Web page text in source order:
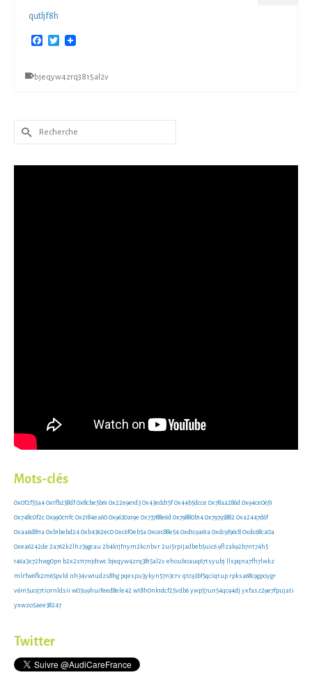
qutljf8h
Facebook
Twitter
bjeqyw4zrq3815al2v
Rechercher :
Mots-clés
0x0f2f55a40x1fb258df0x8cbe5b61 0x22e9e1d30x43edd15f0x44b5dcce 0x78aa286d0x94ce0651
0x748c0f2c0x990c11fc0x2184ea600x9630a19e 0x73788e6d0x79880b140x797958820xa2447d6f
0xaa6d811a0xb1bebd240xb4362ec00xc6f0eb5a0xcec88e540xd1c9a61a0xdc9f96c80xdc68ca0a
0xea6242de 2a762k2lhz39gcau2b4k1jfnym2kcnbvr2ui5rpijadbeb5uic69flzak92b7nt74h5
146a3x72hwg0pn b2x2s117njd1wc bjeqyw4zrq3815al2vehouboauq67tsyubj llspqna7fh7lwkz
mlrfw6fk2m65pvld nh34vw1udzs8hg pqespu3ykyn57n3crvqtc93bf5qciqtup rpksa68c9gpoygr
v6m5uoj7tiornldsii w03u9huifeed8ele42wt8h0nk1dcf25vdb6ywp57un54qc94dj yxfasz29e7fpujati
yxwzo5aee38247
Twitter